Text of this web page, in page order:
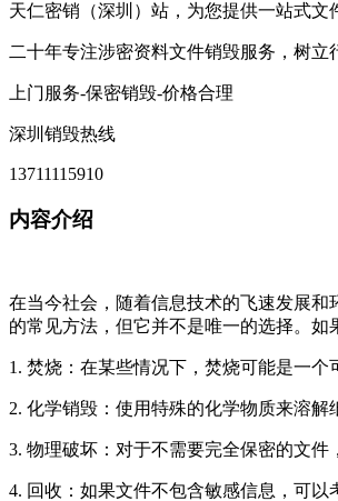
天仁密销（深圳）站，为您提供一站式文
二十年专注涉密资料文件销毁服务，树立
上门服务-保密销毁-价格合理
深圳销毁热线
13711115910
内容介绍
在当今社会，随着信息技术的飞速发展
的常见方法，但它并不是唯一的选择。如
1. 焚烧：在某些情况下，焚烧可能是一
2. 化学销毁：使用特殊的化学物质来溶解
3. 物理破坏：对于不需要完全保密的文件
4. 回收：如果文件不包含敏感信息，可以